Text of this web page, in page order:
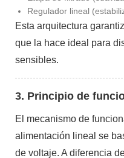
Regulador lineal
Esta arquitectura
que la hace ideal para
sensibles.
3. Principio de
El mecanismo de
alimentación lineal se
de voltaje. A diferencia